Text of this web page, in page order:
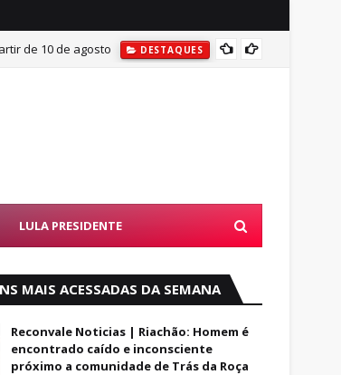
de 10 de agosto DESTAQUES
LULA PRESIDENTE
MAIS ACESSADAS DA SEMANA
Reconvale Noticias | Riachão: Homem é
encontrado caído e inconsciente
próximo a comunidade de Trás da Roça